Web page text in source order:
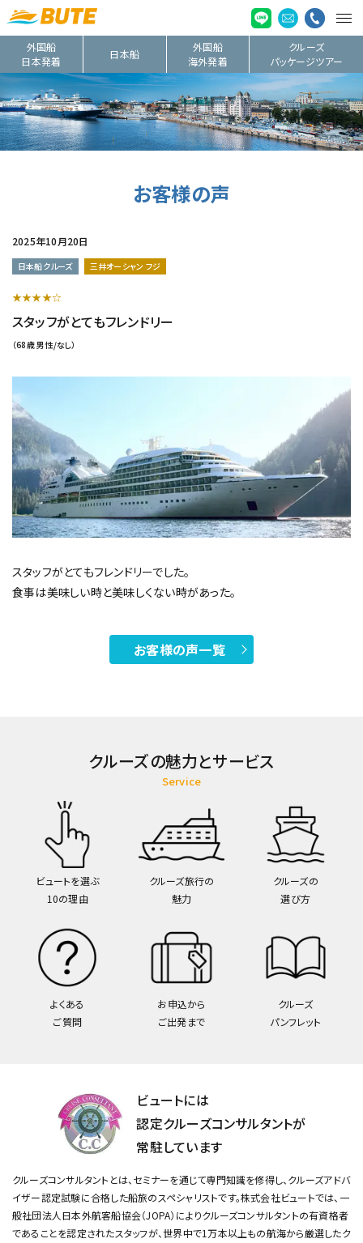
外国船
日本発着
日本船
外国船
海外発着
クルーズ
パッケージツアー
お客様の声
2025年10月20日
日本船クルーズ 三井オーシャン フジ
★★★★☆
スタッフがとてもフレンドリー
（68歳 男性/なし）
スタッフがとてもフレンドリーでした。
食事は美味しい時と美味しくない時があった。
お客様の声一覧
クルーズの魅力とサービス
Service
ビュートを選ぶ
10の理由
クルーズ旅行の
魅力
クルーズの
選び方
よくある
ご質問
お申込から
ご出発まで
クルーズ
パンフレット
ビュートには
認定クルーズコンサルタントが
常駐しています
クルーズコンサルタントとは、セミナーを通じて専門知識を修得し、クルーズアドバ
イザー認定試験に合格した船旅のスペシャリストです。株式会社ビュートでは、一
般社団法人日本外航客船協会（JOPA）によりクルーズコンサルタントの有資格者
であることを認定されたスタッフが、世界中で1万本以上もの航海から厳選したク